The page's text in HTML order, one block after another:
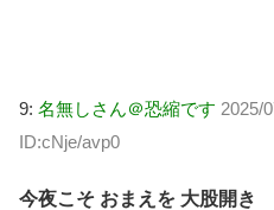
9: 名無しさん＠恐縮です 2025/
ID:cNje/avp0
今夜こそ おまえを 大股開き